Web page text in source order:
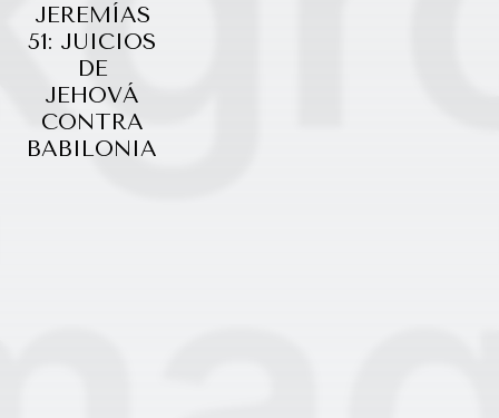
JEREMÍAS
51: JUICIOS
DE
JEHOVÁ
CONTRA
BABILONIA